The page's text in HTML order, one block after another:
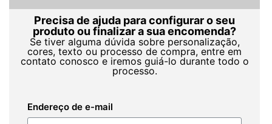
Precisa de ajuda para configurar o seu
produto ou finalizar a sua encomenda?
Se tiver alguma dúvida sobre personalização,
cores, texto ou processo de compra, entre em
contato conosco e iremos guiá-lo durante todo o
processo.
Endereço de e-mail